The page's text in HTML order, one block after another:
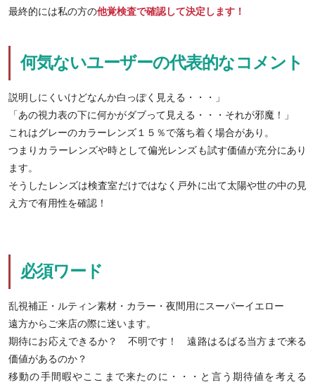
最終的には私の方の他覚検査で確認して決定します！
何気ないユーザーの代表的なコメント
説明しにくいけどなんか白っぽく見える・・・」
「あの視力表の下に何かがダブって見える・・・それが邪魔！」
これはグレーのカラーレンズ１５％で落ち着く場合があり。
つまりカラーレンズや時として偏光レンズも試す価値が充分にあり
ます。
そうしたレンズは検査室だけではなく戸外に出て太陽や世の中の見
え方で有用性を確認！
必須ワード
乱視補正・ルティン素材・カラー・夜間用にスーパーイエロー
遠方からご来店の際に迷います。
期待にお応えできるか？ 不明です！ 遠路はるばる当方まで来る
価値があるのか？
移動の手間暇やここまで来たのに・・・と言う期待値を考える